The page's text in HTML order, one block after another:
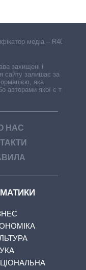
медіа – R40-
захищені і
сайту залишає за
яка
авторами якої є треті
НАС